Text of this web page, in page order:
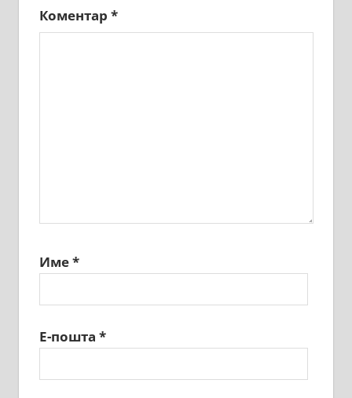
Коментар *
Име*
Е-пошта *